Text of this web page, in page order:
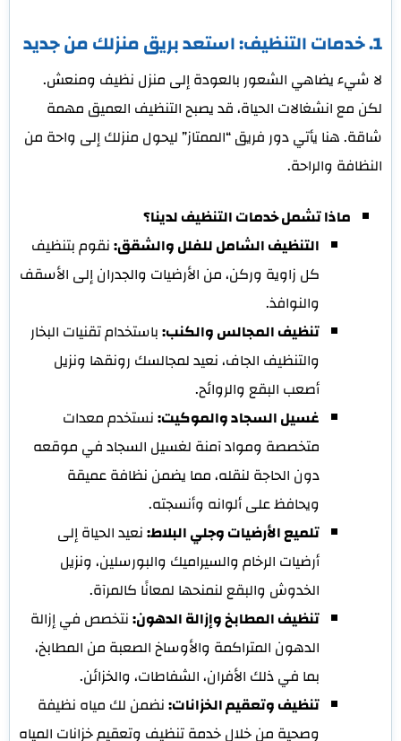
1. خدمات التنظيف: استعد بريق منزلك من جديد
لا شيء يضاهي الشعور بالعودة إلى منزل نظيف ومنعش.
لكن مع انشغالات الحياة، قد يصبح التنظيف العميق مهمة
شاقة. هنا يأتي دور فريق “الممتاز” ليحول منزلك إلى واحة من
النظافة والراحة.
ماذا تشمل خدمات التنظيف لدينا؟
التنظيف الشامل للفلل والشقق:نقوم بتنظيف
كل زاوية وركن، من الأرضيات والجدران إلى الأسقف
والنوافذ.
تنظيف المجالس والكنب:باستخدام تقنيات البخار
والتنظيف الجاف، نعيد لمجالسك رونقها ونزيل
أصعب البقع والروائح.
غسيل السجاد والموكيت:نستخدم معدات
متخصصة ومواد آمنة لغسيل السجاد في موقعه
دون الحاجة لنقله، مما يضمن نظافة عميقة
ويحافظ على ألوانه وأنسجته.
تلميع الأرضيات وجلي البلاط:نعيد الحياة إلى
أرضيات الرخام والسيراميك والبورسلين، ونزيل
الخدوش والبقع لنمنحها لمعانًا كالمرآة.
تنظيف المطابخ وإزالة الدهون:نتخصص في إزالة
الدهون المتراكمة والأوساخ الصعبة من المطابخ،
بما في ذلك الأفران، الشفاطات، والخزائن.
تنظيف وتعقيم الخزانات:نضمن لك مياه نظيفة
وصحية من خلال خدمة تنظيف وتعقيم خزانات المياه